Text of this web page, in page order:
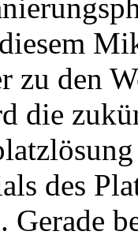
zu den
die
des